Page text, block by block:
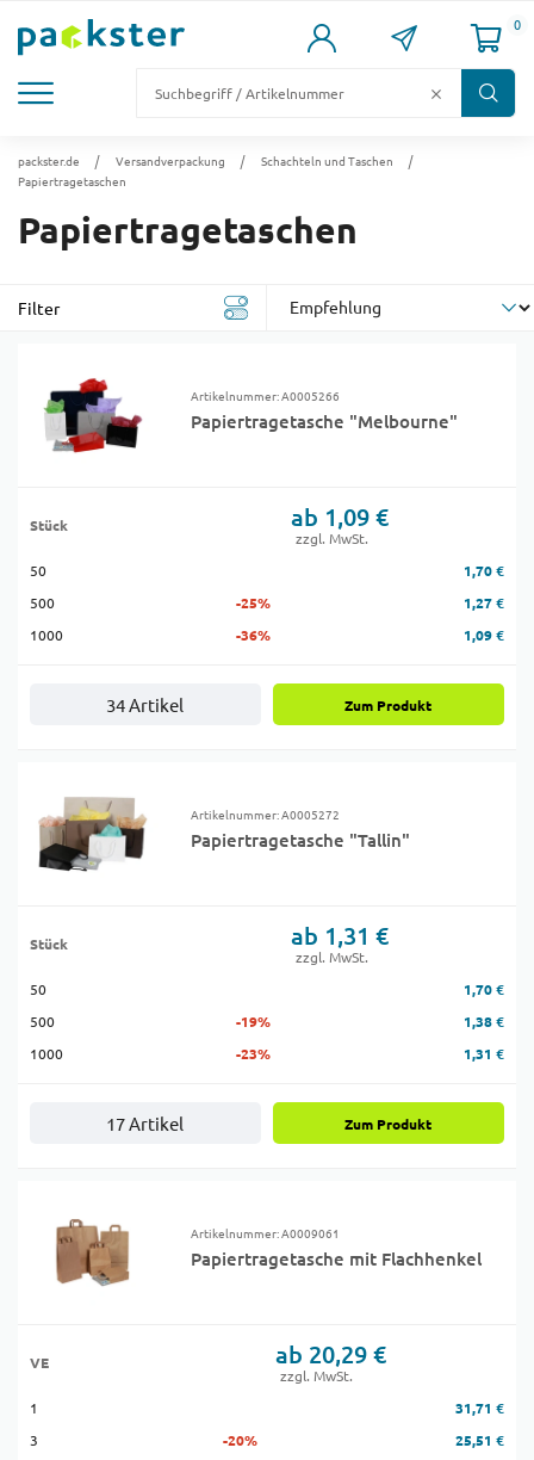
KARTONS
VERSANDKARTONS
VERSANDVERPACKUNG
FÜLL- & POLSTERMATERIAL
LAGER & PALETTIERUNG
0
packster.de Versandverpackung
Schachteln und Taschen
Papiertragetaschen
Papiertragetaschen
Filter
Artikelnummer: A0005266
Papiertragetasche "Melbourne"
Stück ab 1,09 €
zzgl. MwSt.
50
1,70 €
500
-25%
1,27 €
1000
-36% 1,09 €
34 Artikel Zum Produkt
Artikelnummer: A0005272
Papiertragetasche "Tallin"
Stück ab 1,31 €
zzgl. MwSt.
50
1,70 €
500
-19%
1,38 €
1000
-23% 1,31 €
17 Artikel Zum Produkt
Artikelnummer: A0009061
Papiertragetasche mit Flachhenkel
VE ab 20,29 €
zzgl. MwSt.
1
31,71 €
3
-20%
25,51 €